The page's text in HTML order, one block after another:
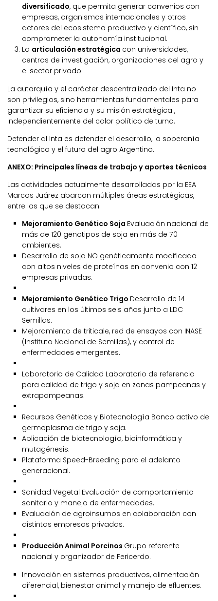
diversificado, que permita generar convenios con
empresas, organismos internacionales y otros
actores del ecosistema productivo y científico, sin
comprometer la autonomía institucional.
La articulación estratégica con universidades,
centros de investigación, organizaciones del agro y
el sector privado.
La autarquía y el carácter descentralizado del Inta no
son privilegios, sino herramientas fundamentales para
garantizar su eficiencia y su misión estratégica ,
independientemente del color político de turno.
Defender al Inta es defender el desarrollo, la soberanía
tecnológica y el futuro del agro Argentino.
ANEXO: Principales líneas de trabajo y aportes técnicos
Las actividades actualmente desarrolladas por la EEA
Marcos Juárez abarcan múltiples áreas estratégicas,
entre las que se destacan:
Mejoramiento Genético Soja Evaluación nacional de
más de 120 genotipos de soja en más de 70
ambientes.
Desarrollo de soja NO genéticamente modificada
con altos niveles de proteínas en convenio con 12
empresas privadas.
Mejoramiento Genético Trigo Desarrollo de 14
cultivares en los últimos seis años junto a LDC
Semillas.
Mejoramiento de triticale, red de ensayos con INASE
(Instituto Nacional de Semillas), y control de
enfermedades emergentes.
Laboratorio de Calidad Laboratorio de referencia
para calidad de trigo y soja en zonas pampeanas y
extrapampeanas.
Recursos Genéticos y Biotecnología Banco activo de
germoplasma de trigo y soja.
Aplicación de biotecnología, bioinformática y
mutagénesis.
Plataforma Speed-Breeding para el adelanto
generacional.
Sanidad Vegetal Evaluación de comportamiento
sanitario y manejo de enfermedades.
Evaluación de agroinsumos en colaboración con
distintas empresas privadas.
Producción Animal Porcinos Grupo referente
nacional y organizador de Fericerdo.
Innovación en sistemas productivos, alimentación
diferencial, bienestar animal y manejo de efluentes.